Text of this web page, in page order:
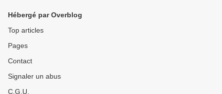
Hébergé par Overblog
Top articles
Pages
Contact
Signaler un abus
C.G.U.